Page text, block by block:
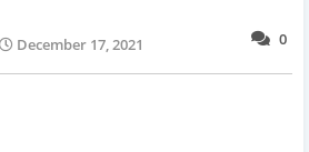
0
December 17, 2021